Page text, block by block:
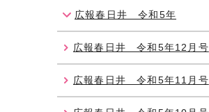
広報春日井 令和5年
広報春日井 令和5年12月号
広報春日井 令和5年11月号